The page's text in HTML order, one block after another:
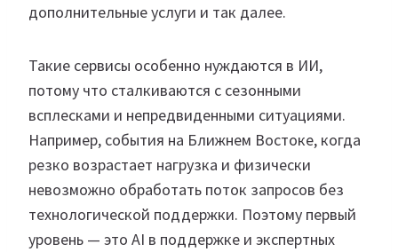
дополнительные услуги и так далее.
Такие сервисы особенно нуждаются в ИИ,
потому что сталкиваются с сезонными
всплесками и непредвиденными ситуациями.
Например, события на Ближнем Востоке, когда
резко возрастает нагрузка и физически
невозможно обработать поток запросов без
технологической поддержки. Поэтому первый
уровень — это AI в поддержке и экспертных